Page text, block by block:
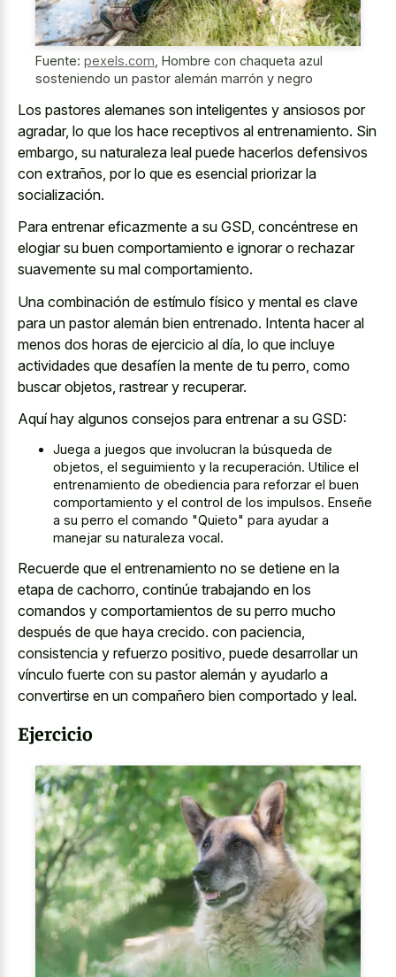
Fuente: pexels.com Hombre con chaqueta azul
sosteniendo un pastor alemán marrón y negro
Los pastores alemanes son inteligentes y ansiosos por
agradar, lo que los hace receptivos al entrenamiento. Sin
embargo, su naturaleza leal puede hacerlos defensivos
con extraños, por lo que es esencial priorizar la
socialización.
Para entrenar eficazmente a su GSD, concéntrese en
elogiar su buen comportamiento e ignorar o rechazar
suavemente su mal comportamiento.
Una combinación de estímulo físico y mental es clave
para un pastor alemán bien entrenado. Intenta hacer al
menos dos horas de ejercicio al día, lo que incluye
actividades que desafíen la mente de tu perro, como
buscar objetos, rastrear y recuperar.
Aquí hay algunos consejos para entrenar a su GSD:
Juega a juegos que involucran la búsqueda de
objetos, el seguimiento y la recuperación. Utilice el
entrenamiento de obediencia para reforzar el buen
comportamiento y el control de los impulsos. Enseñe
a su perro el comando "Quieto" para ayudar a
manejar su naturaleza vocal.
Recuerde que el entrenamiento no se detiene en la
etapa de cachorro, continúe trabajando en los
comandos y comportamientos de su perro mucho
después de que haya crecido. con paciencia,
consistencia y refuerzo positivo, puede desarrollar un
vínculo fuerte con su pastor alemán y ayudarlo a
convertirse en un compañero bien comportado y leal.
Ejercicio